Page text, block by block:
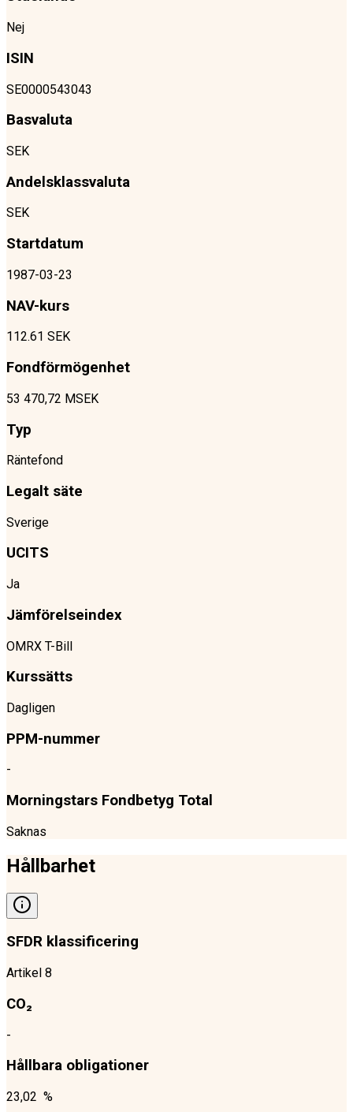
Nej
ISIN
SE0000543043
Basvaluta
SEK
Andelsklassvaluta
SEK
Startdatum
1987-03-23
NAV-kurs
112.61 SEK
Fondförmögenhet
53 470,72 MSEK
Typ
Räntefond
Legalt säte
Sverige
UCITS
Ja
Jämförelseindex
OMRX T-Bill
Kurssätts
Dagligen
PPM-nummer
-
Morningstars Fondbetyg Total
Saknas
Hållbarhet
SFDR klassificering
Artikel 8
CO₂
-
Hållbara obligationer
23,02 %